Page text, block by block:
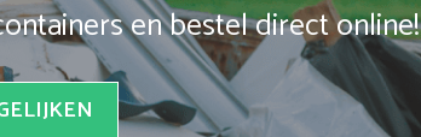
en bestel direct online!